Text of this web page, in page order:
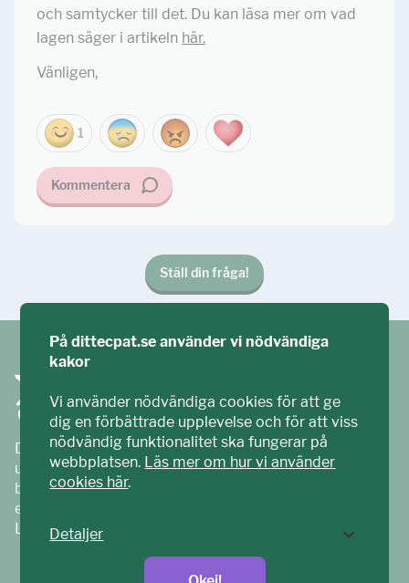
och samtycker till det. Du kan läsa mer om vad
lagen säger i artikeln här.
Vänligen,
1
Kommentera
Ställ din fråga!
Ditt ECPAT har tagits fram tillsammans med barn och
unga. Vi är en del av ECPAT Sverige – en
barnrättsorganisation som arbetar mot sexuell
exploatering av barn.
Läs mer påecpat.se
På dittecpat.se använder vi nödvändiga
kakor
Vi använder nödvändiga cookies för att ge
dig en förbättrade upplevelse och för att viss
nödvändig funktionalitet ska fungerar på
webbplatsen. Läs mer om hur vi använder
cookies här.
Detaljer